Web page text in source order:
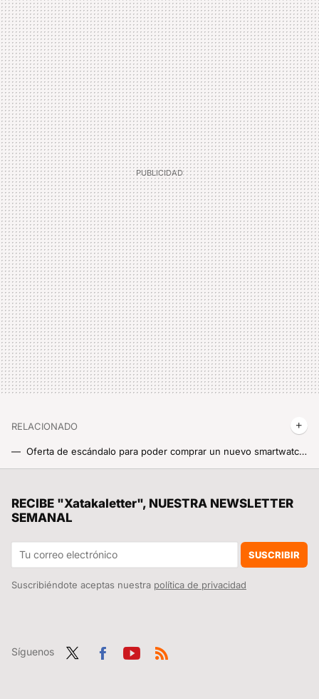
RELACIONADO
Oferta de escándalo para poder comprar un nuevo smartwatch: el Xiaomi Watch S1 roza su mínimo histórico por tiempo limitado
Ahora sí, Xiaomi ya vende el monitor que necesitaba para jugar a la máxima calidad. 34 pulgadas, 180 Hz y encima es curvo, me lo voy a gozar
RECIBE "Xatakaletter", NUESTRA NEWSLETTER
SEMANAL
SUSCRIBIR
Suscribiéndote aceptas nuestra política de privacidad
Síguenos